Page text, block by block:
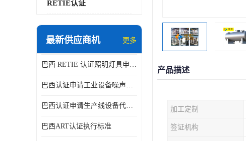
RETIE认证
最新供应商机 更多
巴西 RETIE 认证照明灯具申请 RETIE 认证
巴西认证申请工业设备噪声控制认证规范
巴西认证申请生产线设备代理机构选择
巴西ART认证执行标准
产品描述
加工定制
签证机构